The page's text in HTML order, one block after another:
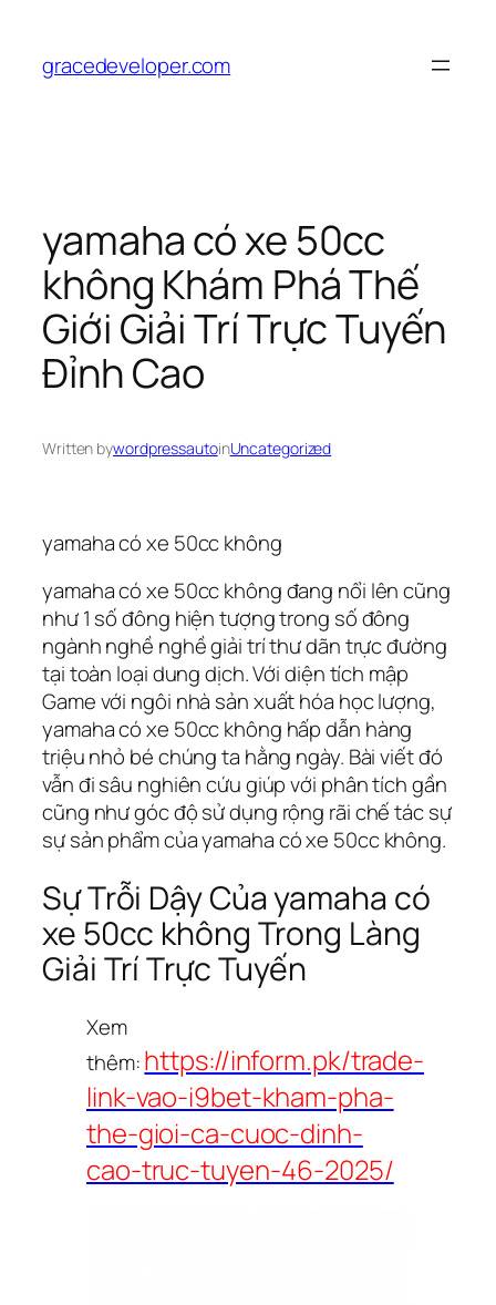
content
gracedeveloper.com
yamaha có xe 50cc
không Khám Phá Thế
Giới Giải Trí Trực Tuyến
Đỉnh Cao
Written bywordpressautoinUncategorized
yamaha có xe 50cc không
yamaha có xe 50cc không đang nổi lên cũng
như 1 số đông hiện tượng trong số đông
ngành nghề nghề giải trí thư dãn trực đường
tại toàn loại dung dịch. Với diện tích mập
Game với ngôi nhà sản xuất hóa học lượng,
yamaha có xe 50cc không hấp dẫn hàng
triệu nhỏ bé chúng ta hằng ngày. Bài viết đó
vẫn đi sâu nghiên cứu giúp với phân tích gần
cũng như góc độ sử dụng rộng rãi chế tác sự
sự sản phẩm của yamaha có xe 50cc không.
Sự Trỗi Dậy Của yamaha có
xe 50cc không Trong Làng
Giải Trí Trực Tuyến
Xem
thêm:https://inform.pk/trade-
link-vao-i9bet-kham-pha-
the-gioi-ca-cuoc-dinh-
cao-truc-tuyen-46-2025/